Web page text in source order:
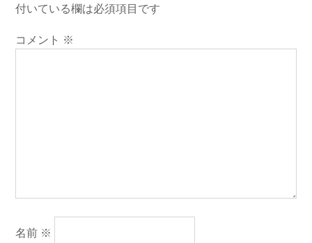
付いている欄は必須項目です
コメント ※
名前 ※